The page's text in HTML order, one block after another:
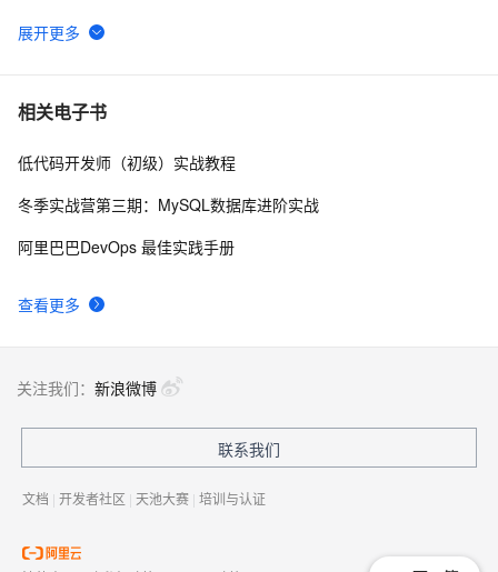
6 WebAssembly 在 MOSN 中的实践 - 基础框架篇
7 userdel使用说明
8 自己看系统的“系统还原”
相关电子书
查看更多
低代码开发师（初级）实战教程
冬季实战营第三期：MySQL数据库进阶实战
阿里巴巴DevOps 最佳实践手册
关注我们： 新浪微博
联系我们
文档 | 开发者社区 | 天池大赛 | 培训与认证